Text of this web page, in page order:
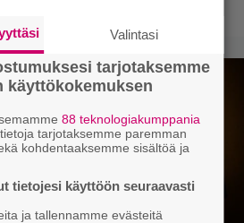
Valintasi
tarjotaksemme
käyttökokemuksen
88 teknologiakumppania
tarjotaksemme paremman
kohdentaaksemme sisältöä ja
tietojesi käyttöön seuraavasti
ja tallennamme evästeitä